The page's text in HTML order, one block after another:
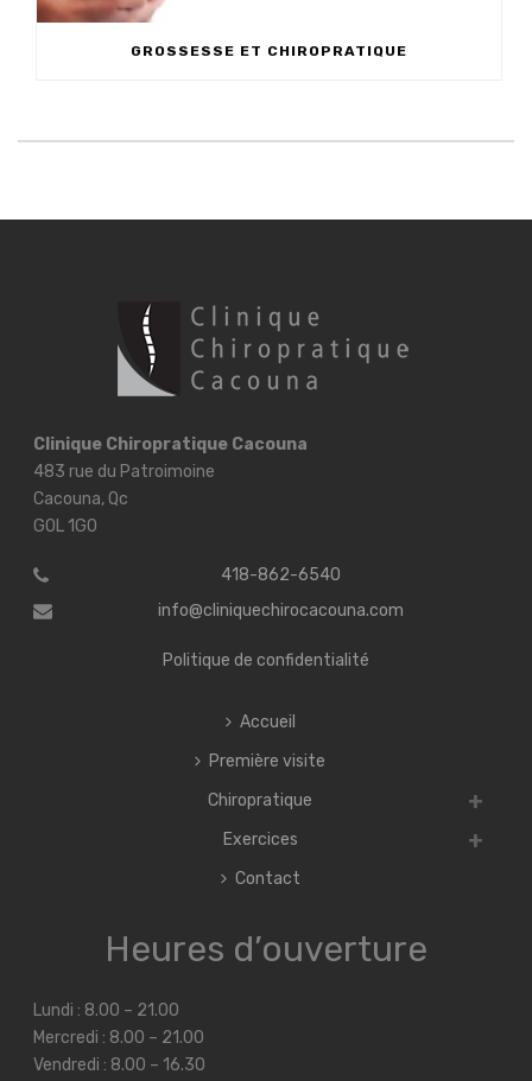
GROSSESSE ET CHIROPRATIQUE
Clinique Chiropratique Cacouna
483 rue du Patroimoine
Cacouna, Qc
G0L 1G0
418-862-6540
info@cliniquechirocacouna.com
Politique de confidentialité
Accueil
Première visite
Chiropratique
Exercices
Contact
Heures d’ouverture
Lundi : 8.00 – 21.00
Mercredi : 8.00 – 21.00
Vendredi : 8.00 – 16.30